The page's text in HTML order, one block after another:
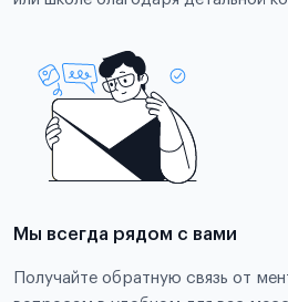
Мы всегда рядом с вами
Получайте обратную связь от